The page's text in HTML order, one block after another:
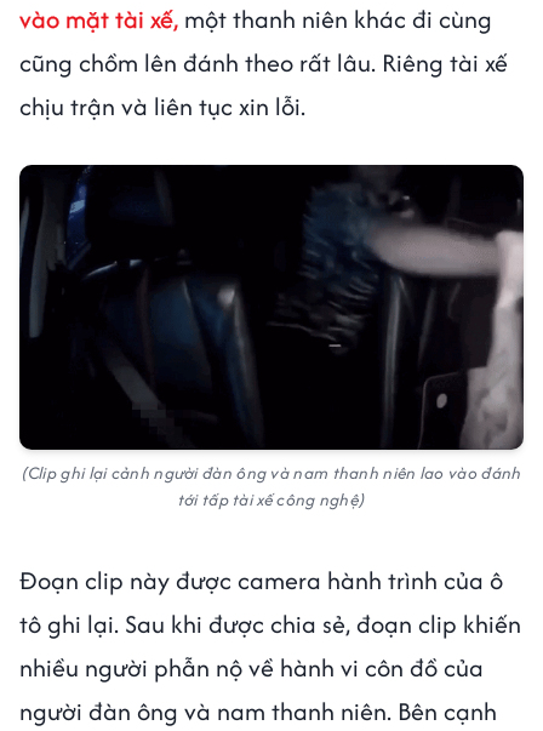
vào mặt tài xế, một thanh niên khác đi cùng
cũng chồm lên đánh theo rất lâu. Riêng tài xế
chịu trận và liên tục xin lỗi.
(Clip ghi lại cảnh người đàn ông và nam thanh niên lao vào đánh
tới tấp tài xế công nghệ)
Đoạn clip này được camera hành trình của ô
tô ghi lại. Sau khi được chia sẻ, đoạn clip khiến
nhiều người phẫn nộ về hành vi côn đồ của
người đàn ông và nam thanh niên. Bên cạnh